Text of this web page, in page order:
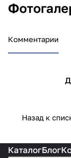
Комментарии
Назад к
КаталогБлог